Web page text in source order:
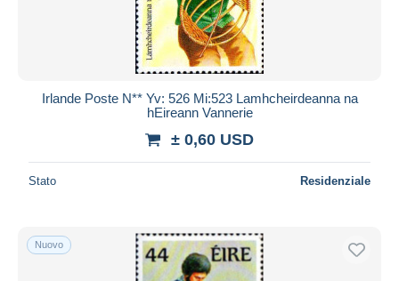
Irlande Poste N** Yv: 526 Mi:523 Lamhcheirdeanna na
hEireann Vannerie
± 0,60 USD
Stato Residenziale
Nuovo